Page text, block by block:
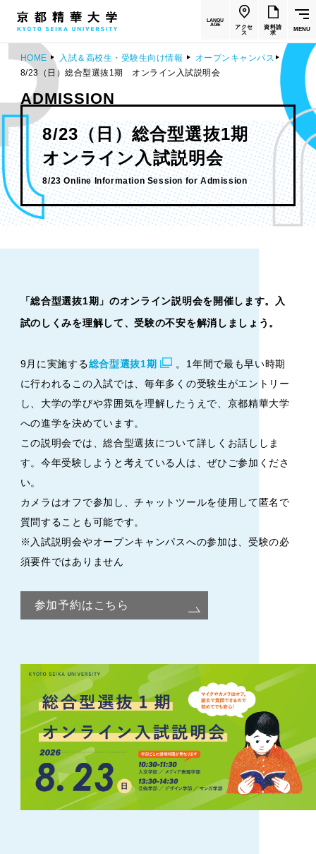
LANGU
AGE
アクセ
ス
資料請
求
MENU
HOME 入試＆高校生・受験生向け情報
オープンキャンパス
8/23（日）総合型選抜1期 オンライン入試説明会
8/23（日）総合型選抜1期
オンライン入試説明会
8/23 Online Information Session for Admission
ADMISSION
「総合型選抜1期」のオンライン説明会を開催します。入
試のしくみを理解して、受験の不安を解消しましょう。
9月に実施する総合型選抜1期
。1年間で最も早い時期
に行われるこの入試では、毎年多くの受験生がエントリー
し、大学の学びや雰囲気を理解したうえで、京都精華大学
への進学を決めています。
この説明会では、総合型選抜について詳しくお話ししま
す。今年受験しようと考えている人は、ぜひご参加くださ
い。
カメラはオフで参加し、チャットツールを使用して匿名で
質問することも可能です。
※入試説明会やオープンキャンパスへの参加は、受験の必
須要件ではありません
参加予約はこちら